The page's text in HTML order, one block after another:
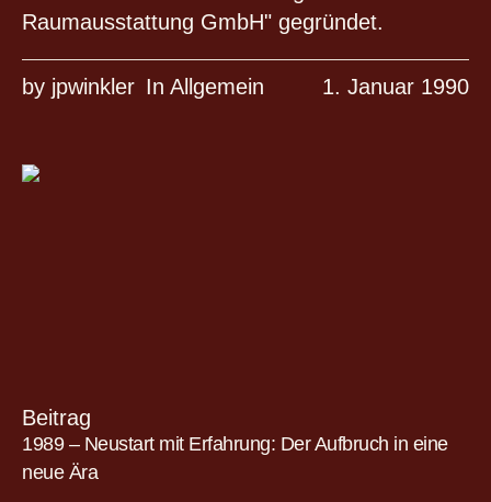
Raumausstattung GmbH" gegründet.
1. Januar 1990
by jpwinkler In Allgemein
Beitrag
1989 – Neustart mit Erfahrung: Der Aufbruch in eine
neue Ära